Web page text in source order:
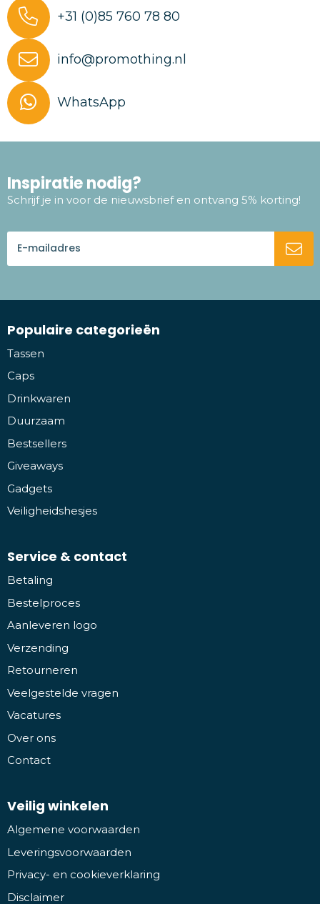
+31 (0)85 760 78 80
info@promothing.nl
WhatsApp
Inspiratie nodig?
Schrijf je in voor de nieuwsbrief en ontvang 5% korting!
Populaire categorieën
Tassen
Caps
Drinkwaren
Duurzaam
Bestsellers
Giveaways
Gadgets
Veiligheidshesjes
Service & contact
Betaling
Bestelproces
Aanleveren logo
Verzending
Retourneren
Veelgestelde vragen
Vacatures
Over ons
Contact
Veilig winkelen
Algemene voorwaarden
Leveringsvoorwaarden
Privacy- en cookieverklaring
Disclaimer